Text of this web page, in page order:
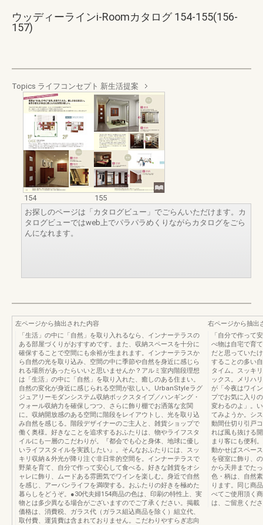
ウッディーラインi-Roomカタログ 154-155(156-
157)
Topics ライフコンセプト 新生活提案
154
155
お探しのページは「カタログビュー」でごらんいただけます。カ
タログビューではweb上でパラパラめくりながらカタログをごら
んになれます。
左ページから抽出された内容
「生活」の中に「自然」を取り入れるなら、インナーテラスの
ある部屋づくりがおすすめです。また、収納スペースを十分に
確保することで空間にも余裕が生まれます。インナーテラスか
ら自然の光を取り込み、空間の中に季節や自然を身近に感じら
れる場所があったらいいと思いませんか？アルミ室内階段理想
は「生活」の中に「自然」を取り入れた、癒しのある住まい。
自然の変化が身近に感じられる空間が欲しい。UrbanStyleラグ
ジュアリーモダンシステム収納ボックスタイプ／ハンギング・
ウォール収納力を確保しつつ、さらに飾り棚でお洒落な玄関
に。収納開放感のある空間に階段をレイアウトし、光を取り込
み自然を感じる。階段デザイナーのご主人と、雑貨ショップで
働く奥様。好きなことを追求するおふたりは、物やライフスタ
イルにも一層のこだわりが。『都会でも心と身体、地球に優し
いライフスタイルを実践したい』。そんなおふたりには、スッ
キリ収納＆外光が降り注ぐ非日常的空間を。インナーテラスで
野菜を育て、自分で作って安心して食べる。好きな雑貨をオシ
ャレに飾り、ムードある雰囲気でワインを楽しむ。身近で自然
を感じ、アーバンライフを満喫する。おふたりの好きを極めた
暮らしをどうぞ。●30代夫婦154商品の色は、印刷の特性上、実
物とは多少異なる場合がございますのでご了承ください。掲載
価格は、消費税、ガラス代（ガラス組込商品を除く）組立代、
取付費、運賃費は含まれておりません。こだわりやすらぎ志向
右ページから抽出
「自分で作って
べ物は自宅で育
だと思っていた
することの多い
タイム。スッキ
ックス。メリハ
が「今夜はワイ
プでお気に入り
変わるのよ」。
てみようか。シ
動間仕切り引戸
れば風も抜ける
まり客にも便利
動かせばスペー
を寝室に飾り、
から天井までた
色・柄は、自然
ります。同じ商
べてご使用頂く
は、ご留意くだ